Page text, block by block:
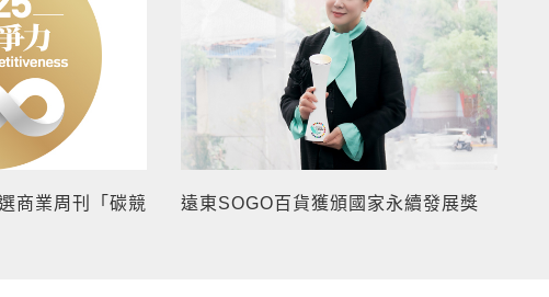
商業周刊「碳競
遠東SOGO百貨獲頒國家永續發展獎